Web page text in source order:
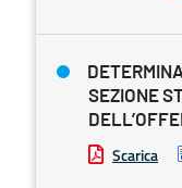
SEZIONE
Scarica